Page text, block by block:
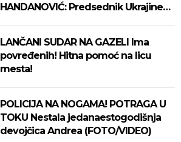
HANDANOVIĆ: Predsednik Ukrajine
LANČANI SUDAR NA GAZELI Ima
povređenih! Hitna pomoć na licu
mesta!
POLICIJA NA NOGAMA! POTRAGA U
TOKU Nestala jedanaestogodišnja
devojčica Andrea (FOTO/VIDEO)